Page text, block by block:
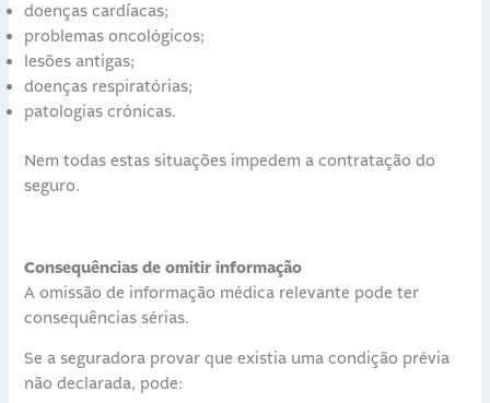
doenças cardíacas;
problemas oncológicos;
lesões antigas;
doenças respiratórias;
patologias crónicas.
Nem todas estas situações impedem a contratação do
seguro.
Consequências de omitir informação
A omissão de informação médica relevante pode ter
consequências sérias.
Se a seguradora provar que existia uma condição prévia
não declarada, pode: